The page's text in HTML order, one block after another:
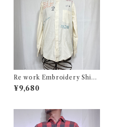
Re work Embroidery Shirt
/ リワーク ハンド刺繍入り シ
ャツ 古着
¥9,680